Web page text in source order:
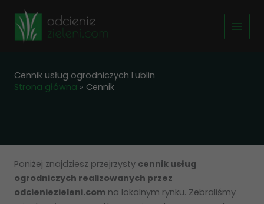
treści
Cennik usług ogrodniczych Lublin
Strona główna » Cennik
Poniżej znajdziesz przejrzysty cennik usług
ogrodniczych realizowanych przez
odcieniezieleni.com na lokalnym rynku. Zebraliśmy